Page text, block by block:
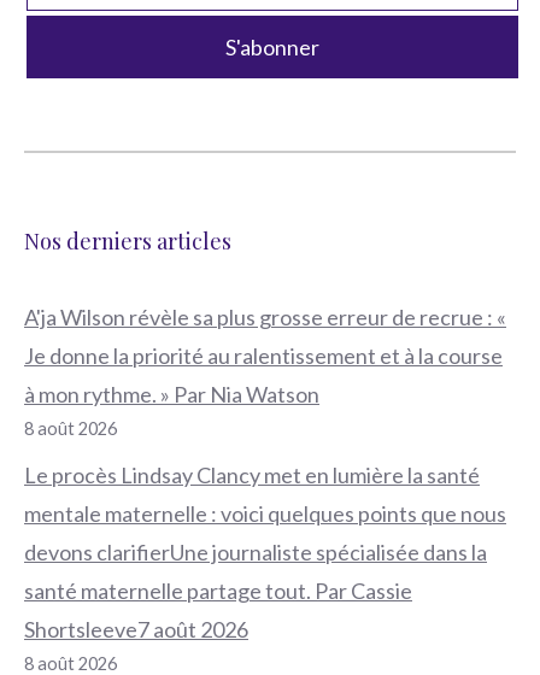
Nos derniers articles
A'ja Wilson révèle sa plus grosse erreur de recrue : «
Je donne la priorité au ralentissement et à la course
à mon rythme. » Par Nia Watson
8 août 2026
Le procès Lindsay Clancy met en lumière la santé
mentale maternelle : voici quelques points que nous
devons clarifierUne journaliste spécialisée dans la
santé maternelle partage tout. Par Cassie
Shortsleeve7 août 2026
8 août 2026